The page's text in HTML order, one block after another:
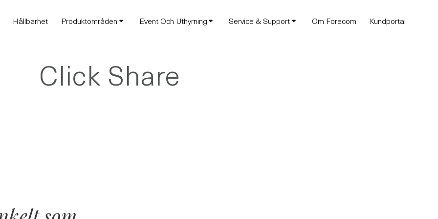
Hållbarhet Produktområden Event Och Uthyrning Service & Support Om Forecom Kundportal
Click Share